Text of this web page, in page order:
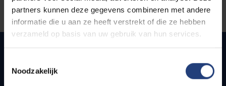
partners kunnen deze gegevens combineren met andere
informatie die u aan ze heeft verstrekt of die ze hebben
verzameld op basis van uw gebruik van hun services.
Noodzakelijk
Quick links